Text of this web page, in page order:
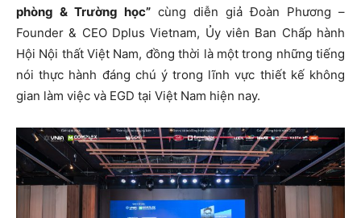
phòng & Trường học” cùng diễn giả Đoàn Phương –
Founder & CEO Dplus Vietnam, Ủy viên Ban Chấp hành
Hội Nội thất Việt Nam, đồng thời là một trong những tiếng
nói thực hành đáng chú ý trong lĩnh vực thiết kế không
gian làm việc và EGD tại Việt Nam hiện nay.